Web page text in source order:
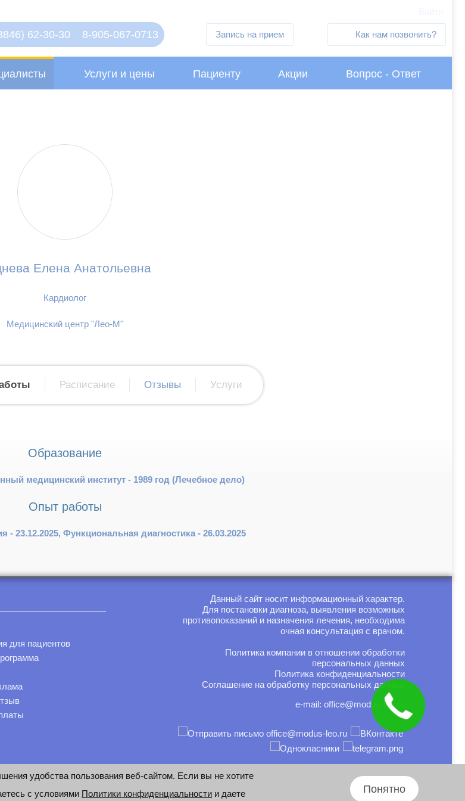
62-30-30 8-905-067-0713 Запись на прием Как нам позвонить?
Услуги и цены Пациенту Акции Вопрос - Ответ
Елена Анатольевна
Кардиолог
Медицинский центр "Лео-М"
Расписание Отзывы Услуги
Образование
медицинский институт - 1989 год (Лечебное дело)
Опыт работы
23.12.2025, Функциональная диагностика - 26.03.2025
для пациентов
Данный сайт носит информационный характер.
Для постановки диагноза, выявления возможных
противопоказаний и назначения лечения, необходима
очная консультация с врачом.
Политика компании в отношении обработки
персональных данных
Политика конфиденциальности
Соглашение на обработку персональных данных
e-mail: office@modus-leo.ru
удобства пользования веб-сайтом. Если вы не хотите
с условиями Политики конфиденциальности и даете
Понятно